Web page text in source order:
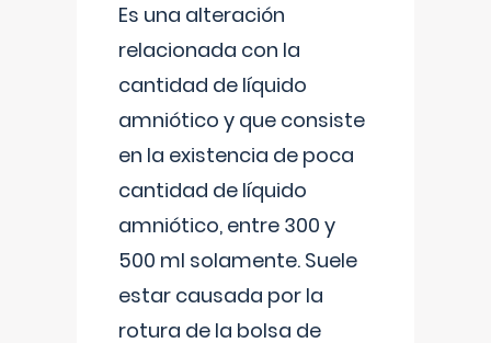
Es una alteración
relacionada con la
cantidad de líquido
amniótico y que consiste
en la existencia de poca
cantidad de líquido
amniótico, entre 300 y
500 ml solamente. Suele
estar causada por la
rotura de la bolsa de